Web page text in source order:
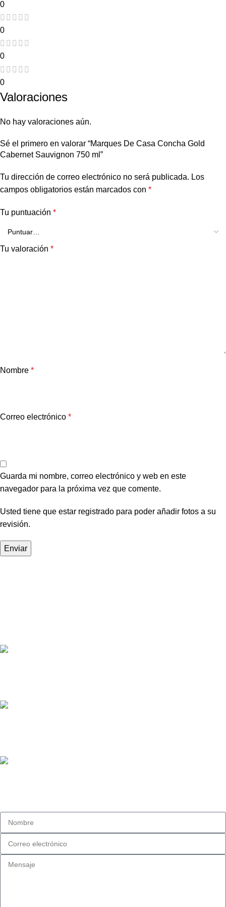
0
0
0
0
Valoraciones
No hay valoraciones aún.
Sé el primero en valorar “Marques De Casa Concha Gold
Cabernet Sauvignon 750 ml”
Tu dirección de correo electrónico no será publicada. Los
campos obligatorios están marcados con *
Tu puntuación *
Tu valoración *
Nombre *
Correo electrónico *
Guarda mi nombre, correo electrónico y web en este
navegador para la próxima vez que comente.
Usted tiene que estar registrado para poder añadir fotos a su
revisión.